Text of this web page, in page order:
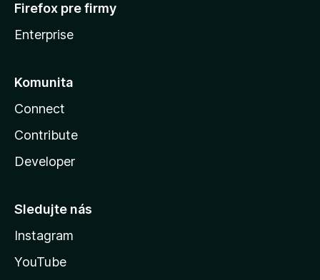
Firefox pre firmy
Enterprise
Komunita
Connect
Contribute
Developer
Sledujte nás
Instagram
YouTube